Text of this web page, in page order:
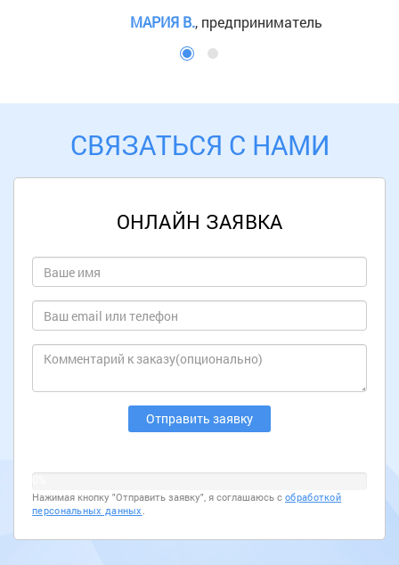
СВЯЗАТЬСЯ С НАМИ
ОНЛАЙН ЗАЯВКА
Нажимая кнопку "Отправить заявку", я соглашаюсь с обработкой
персональных данных .